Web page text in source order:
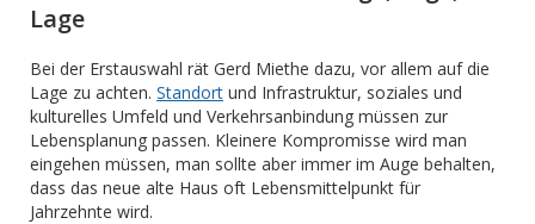
Lage
Bei der Erstauswahl rät Gerd Miethe dazu, vor allem auf die
Lage zu achten. Standort und Infrastruktur, soziales und
kulturelles Umfeld und Verkehrsanbindung müssen zur
Lebensplanung passen. Kleinere Kompromisse wird man
eingehen müssen, man sollte aber immer im Auge behalten,
dass das neue alte Haus oft Lebensmittelpunkt für
Jahrzehnte wird.